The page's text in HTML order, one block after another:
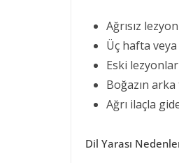
Ağrısız
Üç hafta
Eski
Boğazın
Ağrı ilaçla
Dil Yarası